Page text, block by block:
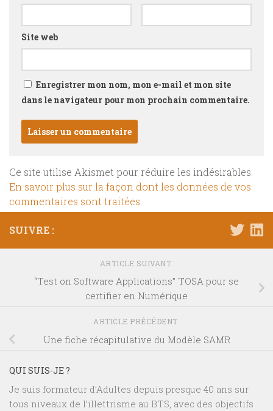
Site web
Enregistrer mon nom, mon e-mail et mon site
dans le navigateur pour mon prochain commentaire.
Ce site utilise Akismet pour réduire les indésirables.
En savoir plus sur la façon dont les données de vos
commentaires sont traitées
SUIVRE :
ARTICLE SUIVANT
“Test on Software Applications” TOSA pour se
certifier en Numérique
ARTICLE PRÉCÉDENT
Une fiche récapitulative du Modèle SAMR
QUI SUIS-JE ?
Je suis formateur d’Adultes depuis presque 40 ans sur
tous niveaux de l’illettrisme au BTS, avec des objectifs